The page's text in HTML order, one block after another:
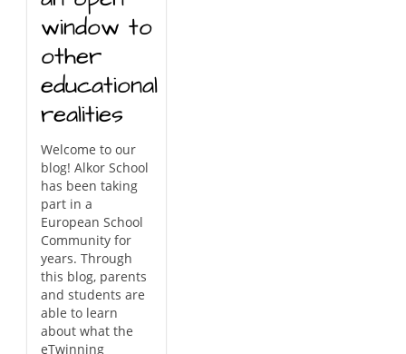
window to
other
educational
realities
Welcome to our
blog! Alkor School
has been taking
part in a
European School
Community for
years. Through
this blog, parents
and students are
able to learn
about what the
eTwinning